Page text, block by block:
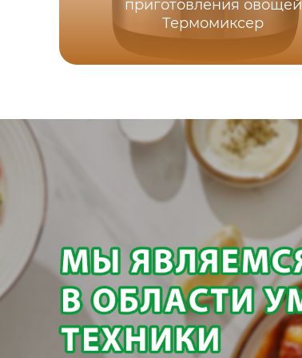
приготовления овощей
Термомиксер